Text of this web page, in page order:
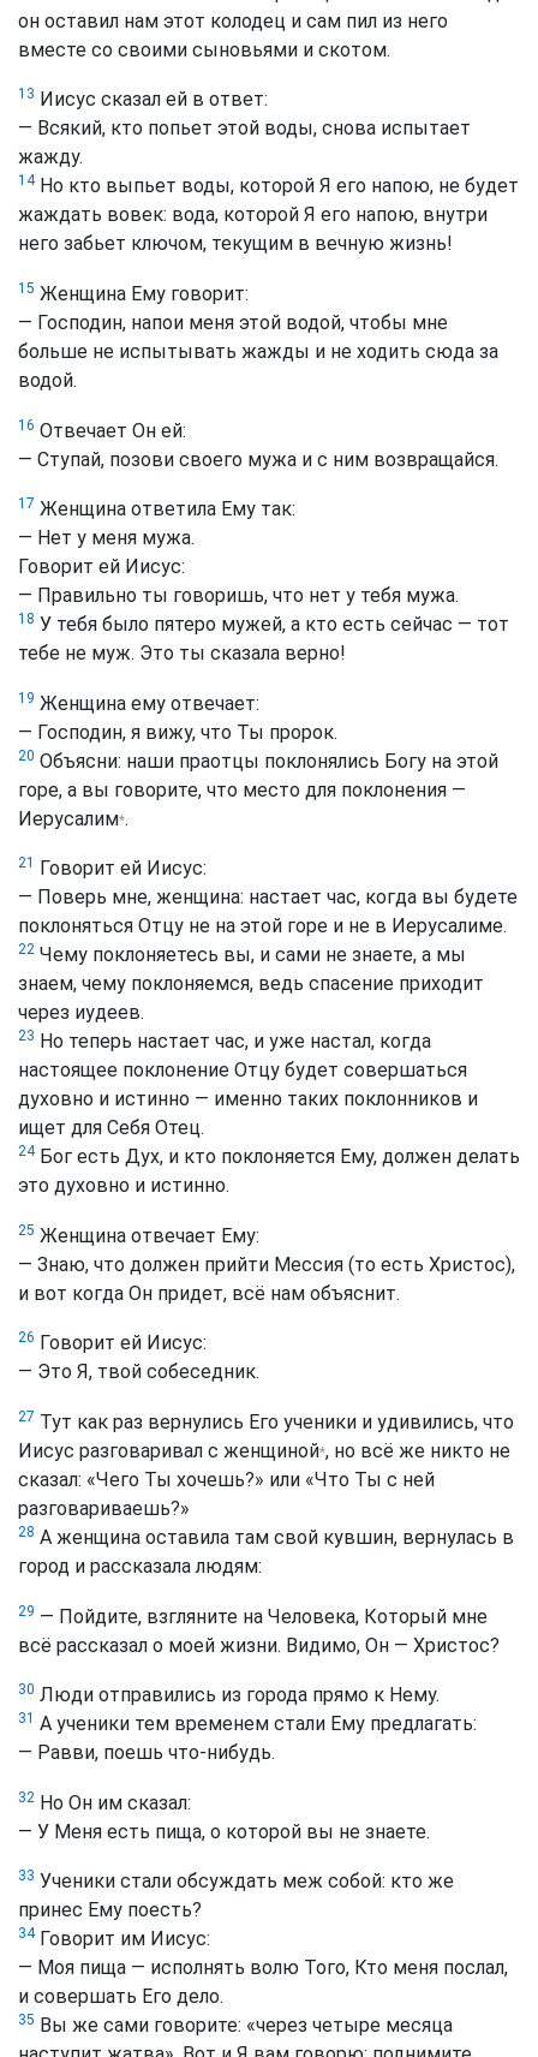
он оставил нам этот колодец и сам пил из него
вместе со своими сыновьями и скотом.
13 Иисус сказал ей в ответ:
— Всякий, кто попьет этой воды, снова испытает
жажду.
14Но кто выпьет воды, которой Я его напою, не будет
жаждать вовек: вода, которой Я его напою, внутри
него забьет ключом, текущим в вечную жизнь!
15 Женщина Ему говорит:
— Господин, напои меня этой водой, чтобы мне
больше не испытывать жажды и не ходить сюда за
водой.
16 Отвечает Он ей:
— Ступай, позови своего мужа и с ним возвращайся.
17 Женщина ответила Ему так:
— Нет у меня мужа.
Говорит ей Иисус:
— Правильно ты говоришь, что нет у тебя мужа.
18 У тебя было пятеро мужей, а кто есть сейчас — тот
тебе не муж. Это ты сказала верно!
19 Женщина ему отвечает:
— Господин, я вижу, что Ты пророк.
20 Объясни: наши праотцы поклонялись Богу на этой
горе, а вы говорите, что место для поклонения —
Иерусалим*.
21
Говорит ей Иисус:
— Поверь мне, женщина: настает час, когда вы будете
поклоняться Отцу не на этой горе и не в Иерусалиме.
22 Чему поклоняетесь вы, и сами не знаете, а мы
знаем, чему поклоняемся, ведь спасение приходит
через иудеев.
23 Но теперь настает час, и уже настал, когда
настоящее поклонение Отцу будет совершаться
духовно и истинно — именно таких поклонников и
ищет для Себя Отец.
24Бог есть Дух, и кто поклоняется Ему, должен делать
это духовно и истинно.
25 Женщина отвечает Ему:
— Знаю, что должен прийти Мессия (то есть Христос),
и вот когда Он придет, всё нам объяснит.
26 Говорит ей Иисус:
— Это Я, твой собеседник.
27 Тут как раз вернулись Его ученики и удивились, что
Иисус разговаривал с женщиной*, но всё же никто не
сказал: «Чего Ты хочешь?» или «Что Ты с ней
разговариваешь?»
28 А женщина оставила там свой кувшин, вернулась в
город и рассказала людям:
29 — Пойдите, взгляните на Человека, Который мне
всё рассказал о моей жизни. Видимо, Он — Христос?
30 Люди отправились из города прямо к Нему.
31 А ученики тем временем стали Ему предлагать:
— Равви, поешь что-нибудь.
32 Но Он им сказал:
— У Меня есть пища, о которой вы не знаете.
33 Ученики стали обсуждать меж собой: кто же
принес Ему поесть?
34Говорит им Иисус:
— Моя пища — исполнять волю Того, Кто меня послал,
и совершать Его дело.
35 Вы же сами говорите: «через четыре месяца